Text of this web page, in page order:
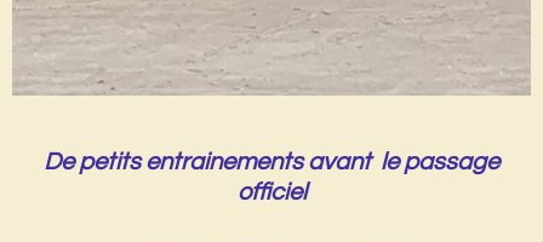
De petits entrainements avant le passage
officiel